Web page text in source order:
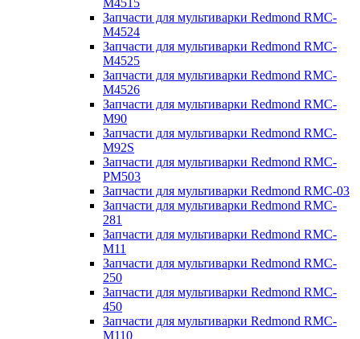
M4515
Запчасти для мультиварки Redmond RMC-
M4524
Запчасти для мультиварки Redmond RMC-
M4525
Запчасти для мультиварки Redmond RMC-
M4526
Запчасти для мультиварки Redmond RMC-
M90
Запчасти для мультиварки Redmond RMC-
M92S
Запчасти для мультиварки Redmond RMC-
PM503
Запчасти для мультиварки Redmond RMC-03
Запчасти для мультиварки Redmond RMC-
281
Запчасти для мультиварки Redmond RMC-
M11
Запчасти для мультиварки Redmond RMC-
250
Запчасти для мультиварки Redmond RMC-
450
Запчасти для мультиварки Redmond RMC-
M110